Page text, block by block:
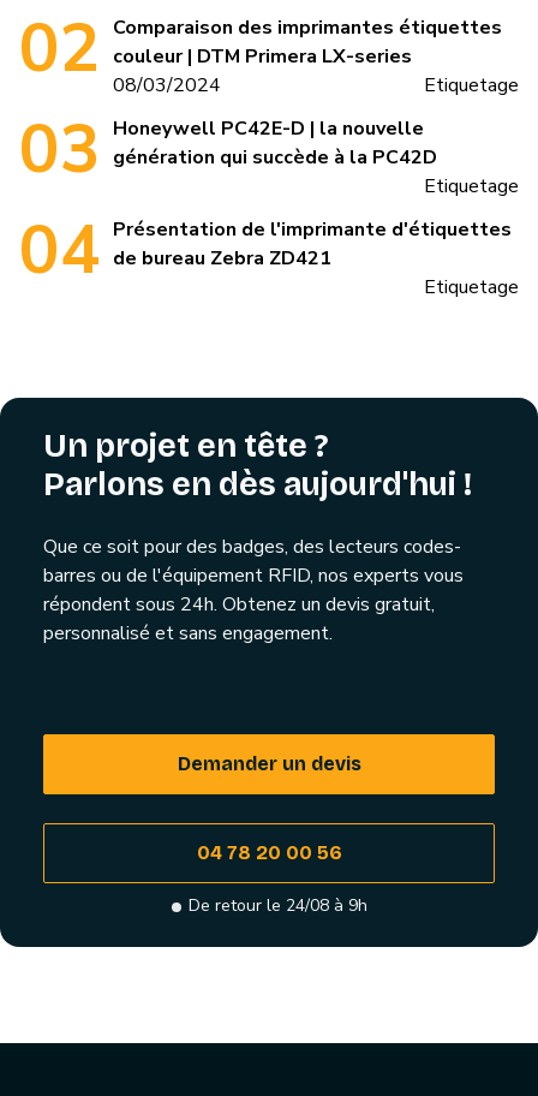
Comparaison des imprimantes étiquettes
couleur | DTM Primera LX-series
08/03/2024
Etiquetage
Honeywell PC42E-D | la nouvelle
génération qui succède à la PC42D
Etiquetage
Présentation de l'imprimante d'étiquettes
de bureau Zebra ZD421
Etiquetage
Un projet en tête ?
Parlons en dès aujourd'hui !
Que ce soit pour des badges, des lecteurs codes-
barres ou de l'équipement RFID, nos experts vous
répondent sous 24h. Obtenez un devis gratuit,
personnalisé et sans engagement.
Demander un devis
04 78 20 00 56
De retour le 24/08 à 9h